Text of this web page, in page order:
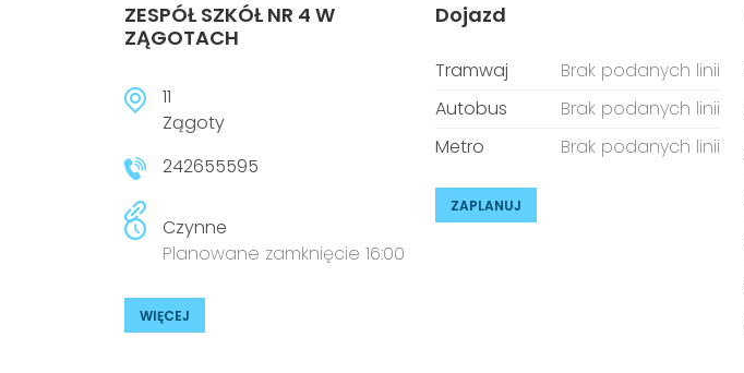
ZESPÓŁ SZKÓŁ NR 4 W
ZĄGOTACH
11
Zągoty
242655595
Czynne
Planowane zamknięcie 16:00
WIĘCEJ
Dojazd
Tramwaj
Brak podanych linii
Autobus
Brak podanych linii
Metro
Brak podanych linii
ZAPLANUJ